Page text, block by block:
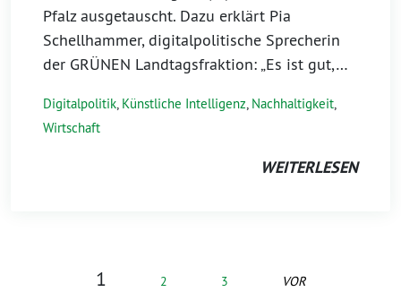
Pfalz ausgetauscht. Dazu erklärt Pia
Schellhammer, digitalpolitische Sprecherin
der GRÜNEN Landtagsfraktion: „Es ist gut,…
Digitalpolitik, Künstliche Intelligenz, Nachhaltigkeit,
Wirtschaft
WEITERLESEN
1 2 3 VOR